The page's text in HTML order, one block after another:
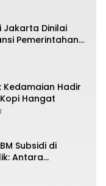
Jakarta Dinilai
Pemerintahan
Kedamaian Hadir
Hangat
Subsidi di
Antara
Konsumen,